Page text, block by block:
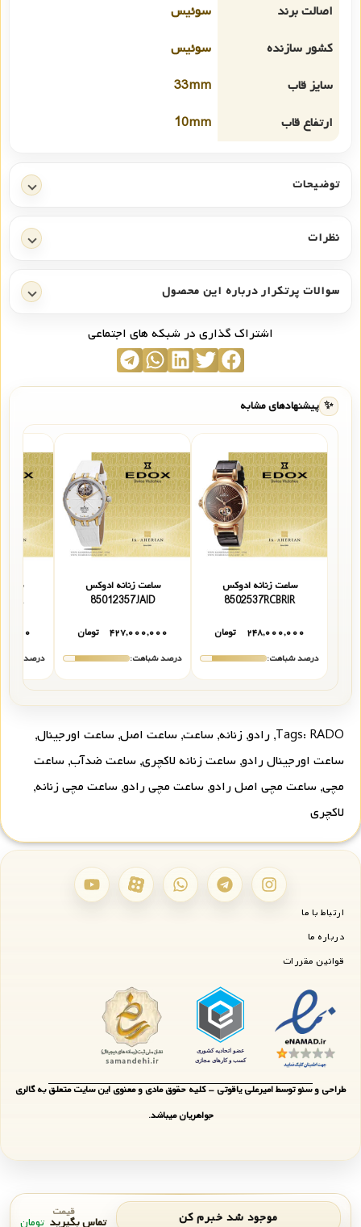
موجود شد خبرم کن قیمت
تماس بگیرید تومان
اصالت برند
سوئیس
کشور سازنده
سوئیس
سایز قاب
33mm
ارتفاع قاب
10mm
توضیحات
نظرات
سوالات پرتکرار درباره این محصول
اشتراک گذاری در شبکه های اجتماعی
✨ پیشنهادهای مشابه
ساعت زنانه ادوکس
8502537RCBRIR
۲۴۸,۰۰۰,۰۰۰
تومان
درصد شباهت:
ساعت زنانه ادوکس
85012357JAID
۴۲۷,۰۰۰,۰۰۰
تومان
درصد شباهت:
درصد
Tags: RADO
, رادو, زنانه, ساعت, ساعت اصل, ساعت اورجینال,
ساعت اورجینال رادو, ساعت زنانه لاکچری, ساعت ضدآب, ساعت
مچی, ساعت مچی اصل رادو, ساعت مچی رادو, ساعت مچی زنانه,
لاکچری
ارتباط با ما
درباره ما
قوانین مقررات
طراحی و سئو توسط امیرعلی یاقوتی - کلیه حقوق مادی و معنوی این سایت متعلق به گالری
جواهریان میباشد.